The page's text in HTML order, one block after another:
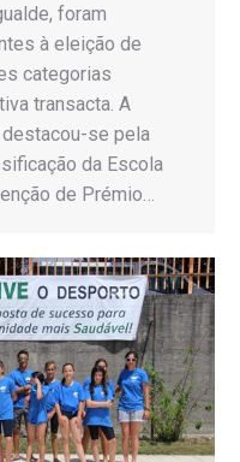
foram
à eleição de
categorias
transacta. A
se pela
da Escola
de Prémio…